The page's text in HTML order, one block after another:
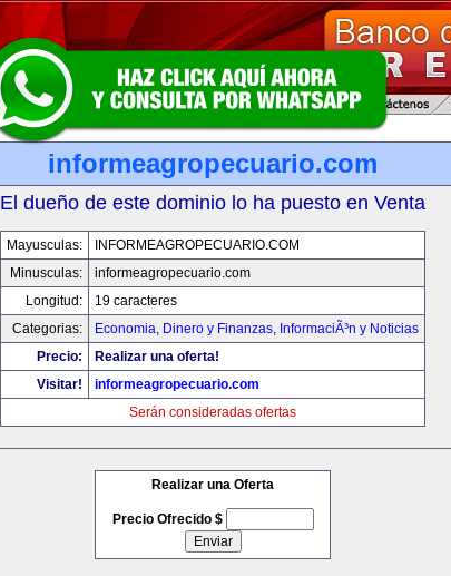
informeagropecuario.com
El dueño de este dominio lo ha puesto en Venta
Mayusculas:
INFORMEAGROPECUARIO.COM
Minusculas:
informeagropecuario.com
Longitud:
19 caracteres
Categorias:
Economia, Dinero y Finanzas, InformaciÃ³n y Noticias
Precio:
Realizar una oferta!
Visitar!
informeagropecuario.com
Serán consideradas ofertas
Realizar una Oferta
Precio Ofrecido $